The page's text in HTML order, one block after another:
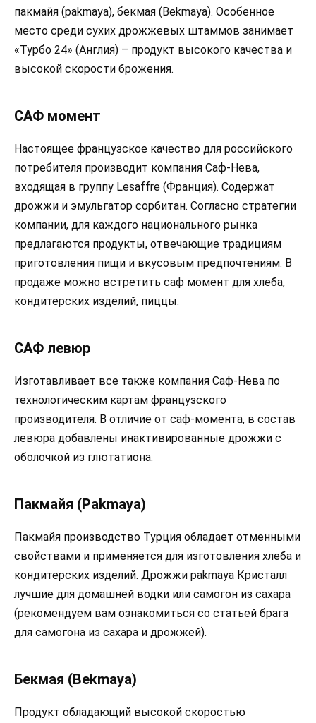
пакмайя (pakmaya), бекмая (Bekmaya). Особенное
место среди сухих дрожжевых штаммов занимает
«Турбо 24» (Англия) – продукт высокого качества и
высокой скорости брожения.
САФ момент
Настоящее французское качество для российского
потребителя производит компания Саф-Нева,
входящая в группу Lesaffre (Франция). Содержат
дрожжи и эмульгатор сорбитан. Согласно стратегии
компании, для каждого национального рынка
предлагаются продукты, отвечающие традициям
приготовления пищи и вкусовым предпочтениям. В
продаже можно встретить саф момент для хлеба,
кондитерских изделий, пиццы.
САФ левюр
Изготавливает все также компания Саф-Нева по
технологическим картам французского
производителя. В отличие от саф-момента, в состав
левюра добавлены инактивированные дрожжи с
оболочкой из глютатиона.
Пакмайя (Pakmaya)
Пакмайя производство Турция обладает отменными
свойствами и применяется для изготовления хлеба и
кондитерских изделий. Дрожжи pakmaya Кристалл
лучшие для домашней водки или самогон из сахара
(рекомендуем вам ознакомиться со статьей брага
для самогона из сахара и дрожжей).
Бекмая (Bekmaya)
Продукт обладающий высокой скоростью